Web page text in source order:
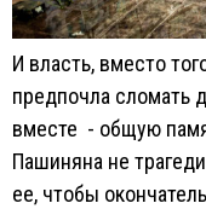
И власть, вместо
предпочла сломать
вместе - общую
Пашиняна не
ее, чтобы